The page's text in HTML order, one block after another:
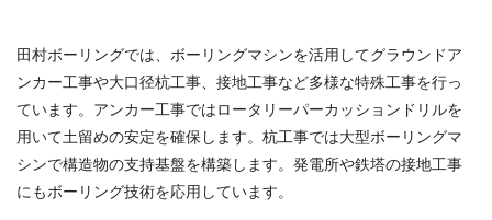
田村ボーリングでは、ボーリングマシンを活用してグラウンドア
ンカー工事や大口径杭工事、接地工事など多様な特殊工事を行っ
ています。アンカー工事ではロータリーパーカッションドリルを
用いて土留めの安定を確保します。杭工事では大型ボーリングマ
シンで構造物の支持基盤を構築します。発電所や鉄塔の接地工事
にもボーリング技術を応用しています。